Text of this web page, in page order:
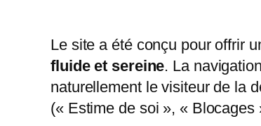
Le site a été conçu pour offrir
fluide et sereine. La
naturellement le visiteur de la
(« Estime de soi », «